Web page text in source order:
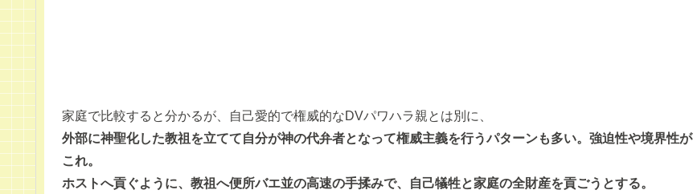
家庭で比較すると分かるが、自己愛的で権威的なDVパワハラ親とは別に、
外部に神聖化した教祖を立てて自分が神の代弁者となって権威主義を行うパターンも多い。強迫性や境界性が
これ。
ホストへ貢ぐように、教祖へ便所バエ並の高速の手揉みで、自己犠牲と家庭の全財産を貢ごうとする。